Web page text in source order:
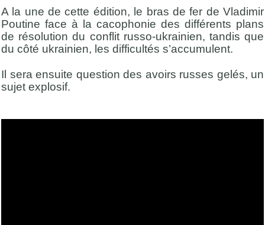
A la une de cette édition, le bras de fer de Vladimir
Poutine face à la cacophonie des différents plans
de résolution du conflit russo-ukrainien, tandis que
du côté ukrainien, les difficultés s’accumulent.
Il sera ensuite question des avoirs russes gelés, un
sujet explosif.